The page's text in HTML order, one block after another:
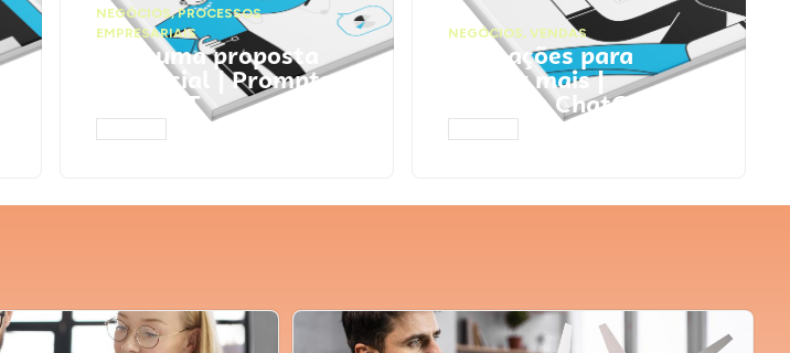
NEGÓCIOS,PROCESSOS
EMPRESARIAIS
Faça uma proposta
comercial | Prompts
ChatGPT
NEGÓCIOS, VENDAS
Faça ações para
vender mais |
Prompts ChatGPT